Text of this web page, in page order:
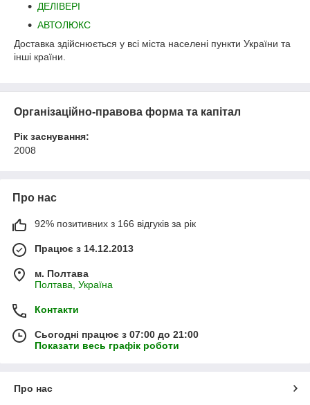
ДЕЛІВЕРІ
АВТОЛЮКС
Доставка здійснюється у всі міста населені пункти України та
інші країни.
Організаційно-правова форма та капітал
Рік заснування:
2008
Про нас
92% позитивних з 166 відгуків за рік
Працює з 14.12.2013
м. Полтава
Полтава, Україна
Контакти
Сьогодні працює з 07:00 до 21:00
Показати весь графік роботи
Про нас